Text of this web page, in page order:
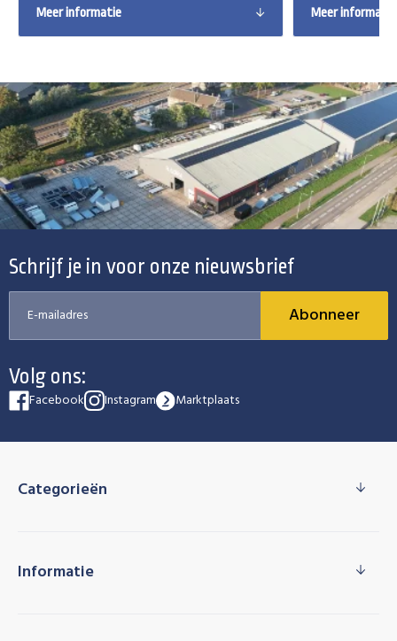
Meer informatie Meer informatie
Schrijf je in voor onze nieuwsbrief
Abonneer
Volg ons:
Facebook Instagram Marktplaats
Categorieën
Informatie